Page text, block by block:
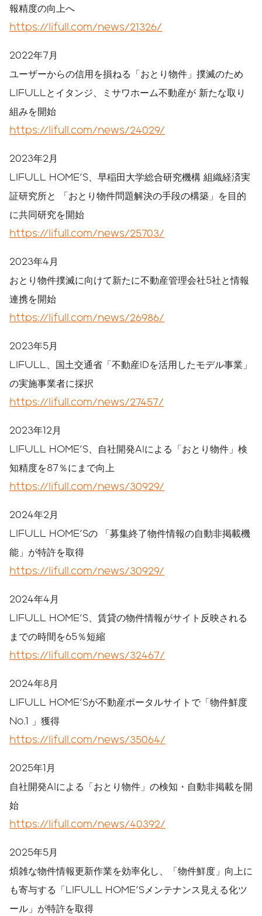
報精度の向上へ
https://lifull.com/news/21326/
2022年7月
ユーザーからの信用を損ねる「おとり物件」撲滅のため
LIFULLとイタンジ、ミサワホーム不動産が 新たな取り
組みを開始
https://lifull.com/news/24029/
2023年2月
LIFULL HOME'S、早稲田大学総合研究機構 組織経済実
証研究所と 「おとり物件問題解決の手段の構築」を目的
に共同研究を開始
https://lifull.com/news/25703/
2023年4月
おとり物件撲滅に向けて新たに不動産管理会社5社と情報
連携を開始
https://lifull.com/news/26986/
2023年5月
LIFULL、国土交通省「不動産IDを活用したモデル事業」
の実施事業者に採択
https://lifull.com/news/27457/
2023年12月
LIFULL HOME'S、自社開発AIによる「おとり物件」検
知精度を87％にまで向上
https://lifull.com/news/30929/
2024年2月
LIFULL HOME'Sの 「募集終了物件情報の自動非掲載機
能」が特許を取得
https://lifull.com/news/30929/
2024年4月
LIFULL HOME'S、賃貸の物件情報がサイト反映される
までの時間を65％短縮
https://lifull.com/news/32467/
2024年8月
LIFULL HOME'Sが不動産ポータルサイトで「物件鮮度
No.1 」獲得
https://lifull.com/news/35064/
2025年1月
自社開発AIによる「おとり物件」の検知・自動非掲載を開
始
https://lifull.com/news/40392/
2025年5月
煩雑な物件情報更新作業を効率化し、「物件鮮度」向上に
も寄与する「LIFULL HOME'Sメンテナンス見える化ツ
ール」が特許を取得